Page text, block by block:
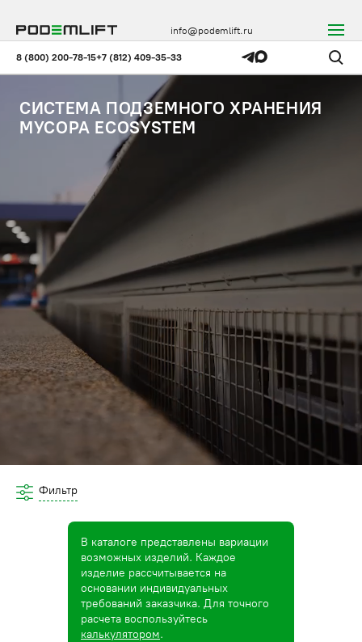
8 (800) 200-78-15+7 (812) 409-35-33
info@podemlift.ru
СИСТЕМА ПОДЗЕМНОГО ХРАНЕНИЯ
МУСОРА ECOSYSTEM
Фильтр
В каталоге представлены вариации
возможных изделий. Каждое
изделие рассчитывается на
основании индивидуальных
требований заказчика. Для точного
расчета воспользуйтесь
калькулятором.